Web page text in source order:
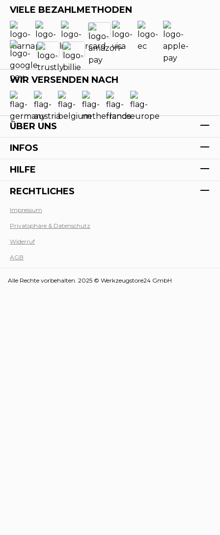
VIELE BEZAHLMETHODEN
WIR VERSENDEN NACH
ÜBER UNS
INFOS
HILFE
RECHTLICHES
Impressum
Privatsphäre & Datenschutz
Widerruf
AGB
Alle Rechte vorbehalten. 2025 © Werkzeugstore24 GmbH